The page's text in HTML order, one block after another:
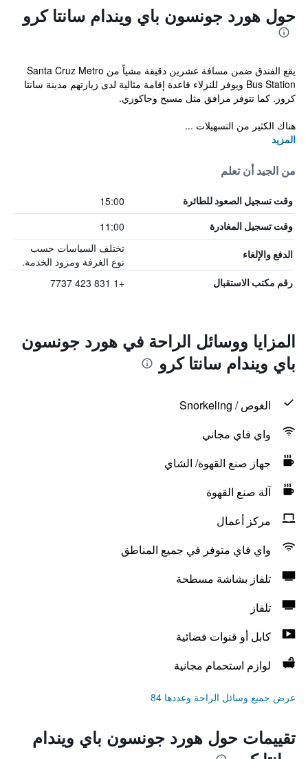
حول هورد جونسون باي ويندام سانتا كرو
يقع الفندق ضمن مسافة عشرين دقيقة مشياً من Santa Cruz Metro
Bus Station ويوفر للنزلاء قاعدة إقامة مثالية لدى زيارتهم مدينة سانتا
كروز. كما تتوفر مرافق مثل مسبح وجاكوزي.
هناك الكثير من التسهيلات ...
المزيد
من الجيد أن تعلم
وقت تسجيل الصعود للطائرة 15:00
وقت تسجيل المغادرة 11:00
الدفع والإلغاء
تختلف السياسات حسب
نوع الغرفة ومزود الخدمة.
رقم مكتب الاستقبال +1 831 423 7737
المزايا ووسائل الراحة في هورد جونسون
باي ويندام سانتا كرو
الغوص / Snorkeling
واي فاي مجاني
جهاز صنع القهوة/ الشاي
آلة صنع القهوة
مركز أعمال
واي فاي متوفر في جميع المناطق
تلفاز بشاشة مسطحة
تلفاز
كابل أو قنوات فضائية
لوازم استحمام مجانية
عرض جميع وسائل الراحة وعددها 84
تقييمات حول هورد جونسون باي ويندام